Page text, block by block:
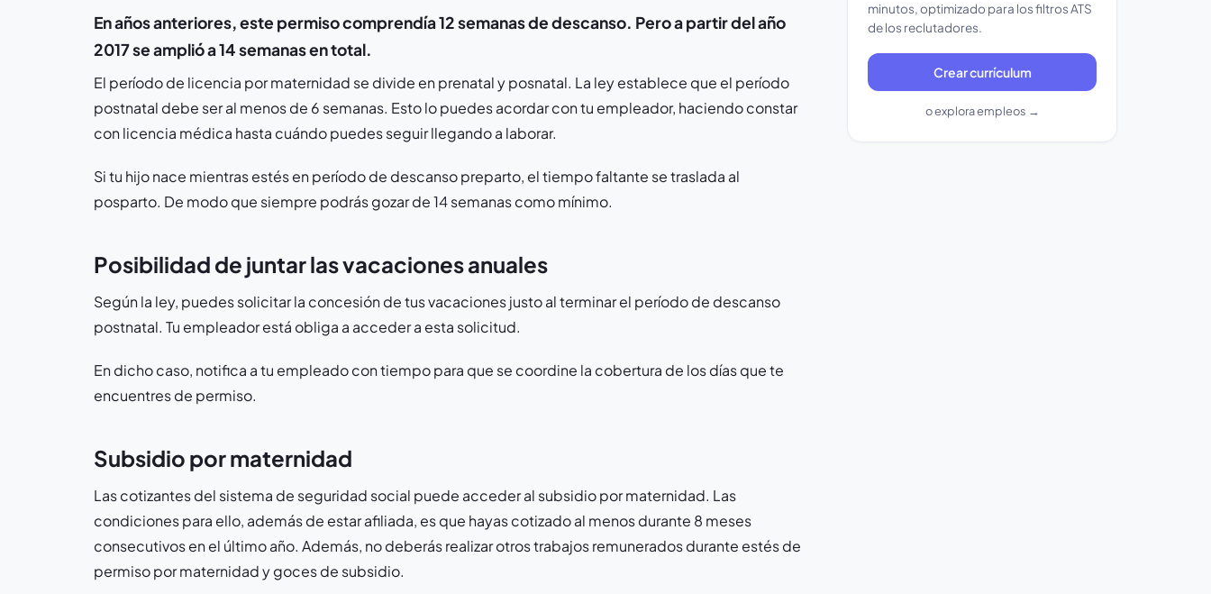
En años anteriores, este permiso comprendía 12 semanas de descanso. Pero a partir del año
2017 se amplió a 14 semanas en total.
El período de licencia por maternidad se divide en prenatal y posnatal. La ley establece que el período
postnatal debe ser al menos de 6 semanas. Esto lo puedes acordar con tu empleador, haciendo constar
con licencia médica hasta cuándo puedes seguir llegando a laborar.
Si tu hijo nace mientras estés en período de descanso preparto, el tiempo faltante se traslada al
posparto. De modo que siempre podrás gozar de 14 semanas como mínimo.
Posibilidad de juntar las vacaciones anuales
Según la ley, puedes solicitar la concesión de tus vacaciones justo al terminar el período de descanso
postnatal. Tu empleador está obliga a acceder a esta solicitud.
En dicho caso, notifica a tu empleado con tiempo para que se coordine la cobertura de los días que te
encuentres de permiso.
Subsidio por maternidad
Las cotizantes del sistema de seguridad social puede acceder al subsidio por maternidad. Las
condiciones para ello, además de estar afiliada, es que hayas cotizado al menos durante 8 meses
consecutivos en el último año. Además, no deberás realizar otros trabajos remunerados durante estés de
permiso por maternidad y goces de subsidio.
minutos, optimizado para los filtros ATS
de los reclutadores.
Crear currículum
o explora empleos →